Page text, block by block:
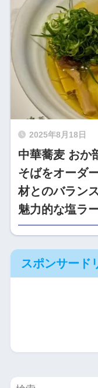
2025年8月18日
中華蕎麦 おか
そばをオーダ
材とのバラン
魅力的な塩ラ
スポンサード